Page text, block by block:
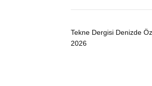
Tekne Dergisi Denizde
2026